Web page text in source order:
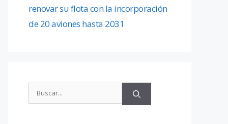
renovar su flota con la incorporación
de 20 aviones hasta 2031